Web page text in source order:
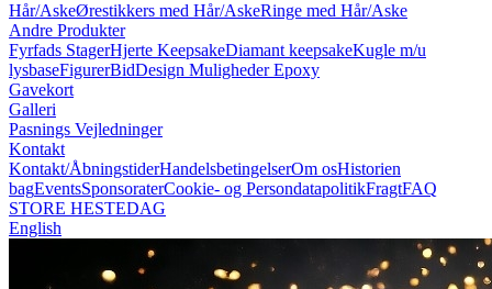
Hår/AskeØrestikkers med Hår/AskeRinge med Hår/Aske
Andre Produkter
Fyrfads StagerHjerte KeepsakeDiamant keepsakeKugle m/u
lysbaseFigurerBidDesign Muligheder Epoxy
Gavekort
Galleri
Pasnings Vejledninger
Kontakt
Kontakt/ÅbningstiderHandelsbetingelserOm osHistorien
bagEventsSponsoraterCookie- og PersondatapolitikFragtFAQ
STORE HESTEDAG
English